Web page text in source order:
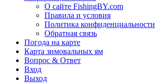
О сайте FishingBY.com
Правила и условия
Политика конфиденциальности
Обратная связь
Погода на карте
Карта зимовальных ям
Вопрос & Ответ
Вход
Выход